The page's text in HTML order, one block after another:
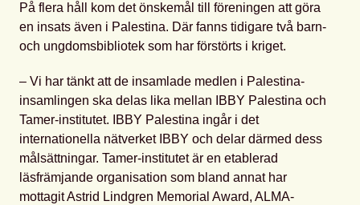
På flera håll kom det önskemål till föreningen att göra
en insats även i Palestina. Där fanns tidigare två barn-
och ungdomsbibliotek som har förstörts i kriget.
– Vi har tänkt att de insamlade medlen i Palestina-
insamlingen ska delas lika mellan IBBY Palestina och
Tamer-institutet. IBBY Palestina ingår i det
internationella nätverket IBBY och delar därmed dess
målsättningar. Tamer-institutet är en etablerad
läsfrämjande organisation som bland annat har
mottagit Astrid Lindgren Memorial Award, ALMA-